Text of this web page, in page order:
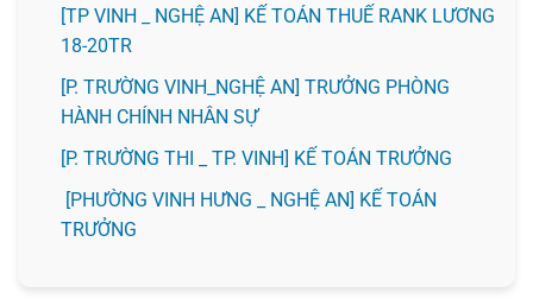
[TP VINH _ NGHỆ AN] KẾ TOÁN THUẾ RANK LƯƠNG
18-20TR
[P. TRƯỜNG VINH_NGHỆ AN] TRƯỞNG PHÒNG
HÀNH CHÍNH NHÂN SỰ
️[P. TRƯỜNG THI _ TP. VINH] KẾ TOÁN TRƯỞNG
[PHƯỜNG VINH HƯNG _ NGHỆ AN] KẾ TOÁN
TRƯỞNG